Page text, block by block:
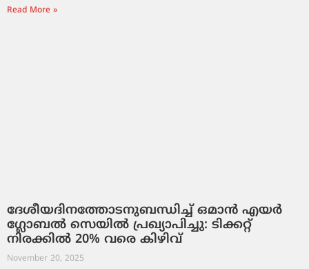
Read More »
ദേശീയദിനത്തോടനുബന്ധിച്ച് ഒമാൻ എയർ
ഗ്ലോബൽ സെയിൽ പ്രഖ്യാപിച്ചു: ടിക്കറ്റ്
നിരക്കിൽ 20% വരെ കിഴിവ്
November 20, 2025